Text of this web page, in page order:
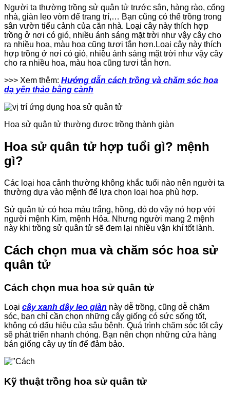
Người ta thường trồng sử quân tử trước sân, hàng rào, cổng
nhà, giàn leo vòm để trang trí,… Bạn cũng có thể trồng trong
sân vườn tiểu cảnh của căn nhà. Loại cây này thích hợp
trồng ở nơi có gió, nhiều ánh sáng mặt trời như vậy cây cho
ra nhiều hoa, màu hoa cũng tươi tắn hơn.Loại cây này thích
hợp trồng ở nơi có gió, nhiều ánh sáng mặt trời như vậy cây
cho ra nhiều hoa, màu hoa cũng tươi tắn hơn.
>>> Xem thêm: Hướng dẫn cách trồng và chăm sóc hoa
dạ yến thảo bằng cành
Hoa sử quân tử thường được trồng thành giàn
Hoa sử quân tử hợp tuổi gì? mệnh
gì?
Các loại hoa cảnh thường không khắc tuổi nào nên người ta
thường dựa vào mệnh để lựa chọn loại hoa phù hợp.
Sử quân tử có hoa màu trắng, hồng, đỏ do vậy nó hợp với
người mệnh Kim, mệnh Hỏa. Nhưng người mang 2 mệnh
này khi trồng sử quân tử sẽ đem lại nhiều vận khí tốt lành.
Cách chọn mua và chăm sóc hoa sử
quân tử
Cách chọn mua hoa sử quân tử
Loại cây xanh dây leo giàn này dễ trồng, cũng dễ chăm
sóc, bạn chỉ cần chọn những cây giống có sức sống tốt,
không có dấu hiệu của sâu bệnh. Quá trình chăm sóc tốt cây
sẽ phát triển nhanh chóng. Bạn nên chọn những cửa hàng
bán giống cây uy tín để đảm bảo.
Kỹ thuật trồng hoa sử quân tử